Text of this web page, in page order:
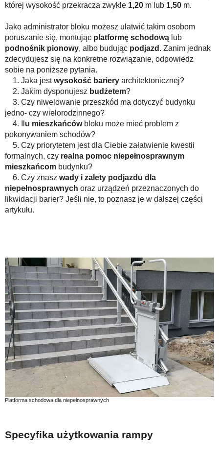
której wysokość przekracza zwykle 1,20 m lub 1,50 m.
Jako administrator bloku możesz ułatwić takim osobom
poruszanie się, montując platformę schodową lub
podnośnik pionowy, albo budując podjazd . Zanim jednak
zdecydujesz się na konkretne rozwiązanie, odpowiedz
sobie na poniższe pytania.
1. Jaka jestwysokość bariery architektonicznej?
2. Jakim dysponujesz budżetem?
3. Czy niwelowanie przeszkód ma dotyczyć budynku
jedno- czy wielorodzinnego?
4. Il u mieszkańcówbloku może mieć problem z
pokonywaniem schodów?
5. Czy priorytetem jest dla Ciebie załatwienie kwestii
formalnych, czy realna pomoc niepełnosprawnym
mieszkańcom budynku?
6. Czy znasz wady i zalety podjazdu dla
niepełnosprawnych oraz urządzeń przeznaczonych do
likwidacji barier? Jeśli nie, to poznasz je w dalszej części
artykułu.
Platforma schodowa dla niepełnosprawnych
Specyfika użytkowania rampy